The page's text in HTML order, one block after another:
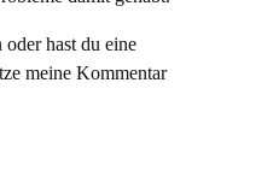
oder hast du eine
meine Kommentar